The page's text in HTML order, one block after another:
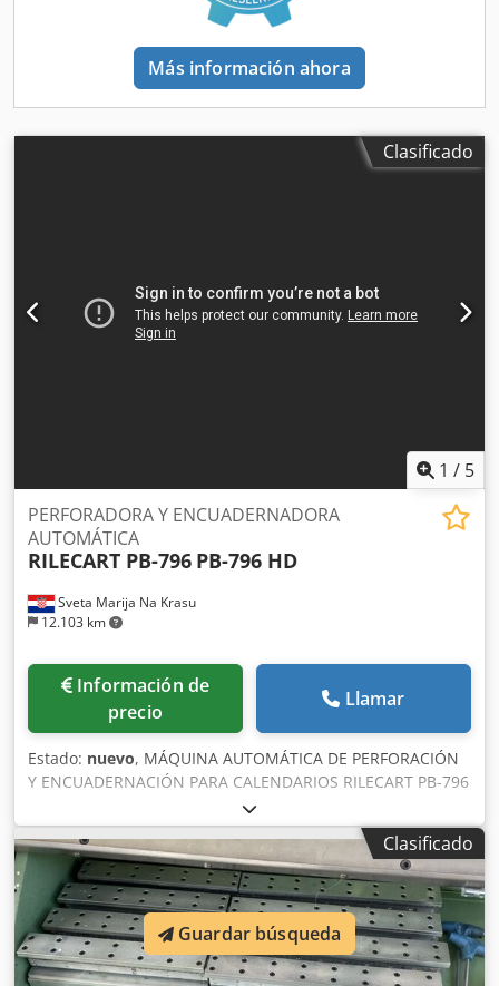
Más información ahora
Clasificado
1 / 5
Sveta Marija Na Krasu
12.103 km
PERFORADORA Y ENCUADERNADORA
AUTOMÁTICA
RILECART PB-796 PB-796 HD
Información de
precio
Llamar
Estado: nuevo, MÁQUINA AUTOMÁTICA DE PERFORACIÓN
Y ENCUADERNACIÓN PARA CALENDARIOS RILECART PB-796
Clasificado
Guardar búsqueda